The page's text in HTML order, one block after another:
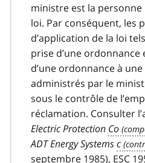
ministre est la personne
loi. Par conséquent, les
d’application de la loi
prise d’une
d’une ordonnance à
administrés par le
sous le contrôle de
réclamation. Consulter
Electric Protection Co
ADT Energy Systemsc
septembre 1985), ESC